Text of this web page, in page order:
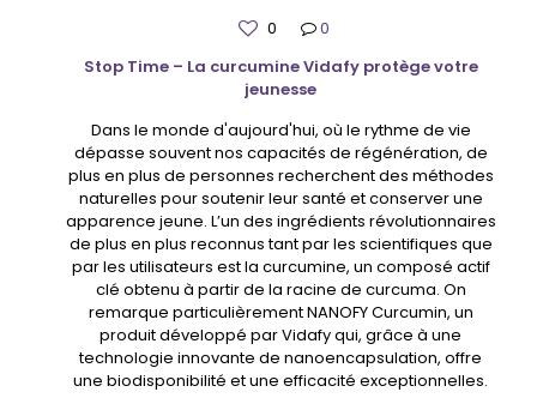
0
0
Stop Time – La curcumine Vidafy protège votre
jeunesse
Dans le monde d'aujourd'hui, où le rythme de vie
dépasse souvent nos capacités de régénération, de
plus en plus de personnes recherchent des méthodes
naturelles pour soutenir leur santé et conserver une
apparence jeune. L’un des ingrédients révolutionnaires
de plus en plus reconnus tant par les scientifiques que
par les utilisateurs est la curcumine, un composé actif
clé obtenu à partir de la racine de curcuma. On
remarque particulièrement NANOFY Curcumin, un
produit développé par Vidafy qui, grâce à une
technologie innovante de nanoencapsulation, offre
une biodisponibilité et une efficacité exceptionnelles.